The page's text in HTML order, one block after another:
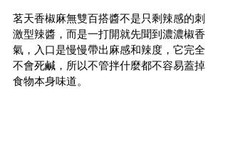
茗天香椒麻無雙百搭醬不是只剩辣感的刺
激型辣醬，而是一打開就先聞到濃濃椒香
氣，入口是慢慢帶出麻感和辣度，它完全
不會死鹹，所以不管拌什麼都不容易蓋掉
食物本身味道。